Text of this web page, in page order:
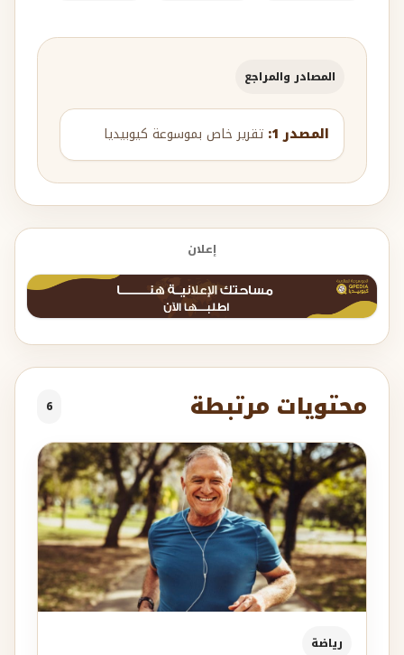
المصادر والمراجع
المصدر 1: تقرير خاص بموسوعة كيوبيديا
إعلان
محتويات مرتبطة 6
رياضة